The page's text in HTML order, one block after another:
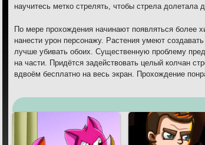
научитесь метко стрелять, чтобы стрела долетала
По мере прохождения начинают появляться более
нанести урон персонажу. Растения умеют
лучше убивать обоих. Существенную проблему
на части. Придётся задействовать целый колчан
вдвоём бесплатно на весь экран. Прохождение